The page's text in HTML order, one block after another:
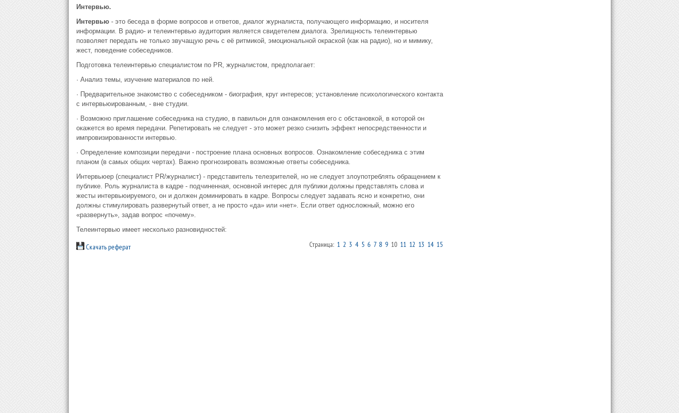
Интервью.
Интервью - это беседа в форме вопросов и ответов, диалог журналиста, получающего информацию, и носителя
информации. В радио- и телеинтервью аудитория является свидетелем диалога. Зрелищность телеинтервью
позволяет передать не только звучащую речь с её ритмикой, эмоциональной окраской (как на радио), но и мимику,
жест, поведение собеседников.
Подготовка телеинтервью специалистом по PR, журналистом, предполагает:
· Анализ темы, изучение материалов по ней.
· Предварительное знакомство с собеседником - биография, круг интересов; установление психологического контакта
с интервьюированным, - вне студии.
· Возможно приглашение собеседника на студию, в павильон для ознакомления его с обстановкой, в которой он
окажется во время передачи. Репетировать не следует - это может резко снизить эффект непосредственности и
импровизированности интервью.
· Определение композиции передачи - построение плана основных вопросов. Ознакомление собеседника с этим
планом (в самых общих чертах). Важно прогнозировать возможные ответы собеседника.
Интервьюер (специалист PR/журналист) - представитель телезрителей, но не следует злоупотреблять обращением к
публике. Роль журналиста в кадре - подчиненная, основной интерес для публики должны представлять слова и
жесты интервьюируемого, он и должен доминировать в кадре. Вопросы следует задавать ясно и конкретно, они
должны стимулировать развернутый ответ, а не просто «да» или «нет». Если ответ односложный, можно его
«развернуть», задав вопрос «почему».
Телеинтервью имеет несколько разновидностей:
Скачать реферат Страница: 1 2 3 4 5 6 7 8 910 11 12 13 14 15